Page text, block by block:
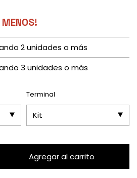
2 unidades o más
3 unidades o más
Terminal